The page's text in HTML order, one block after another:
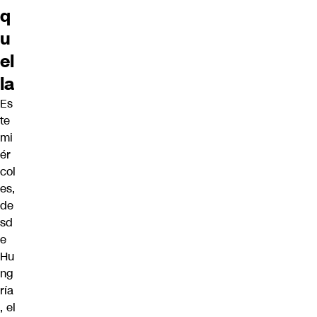
q
u
el
la
Es
te
mi
ér
col
es,
de
sd
e
Hu
ng
ría
, el